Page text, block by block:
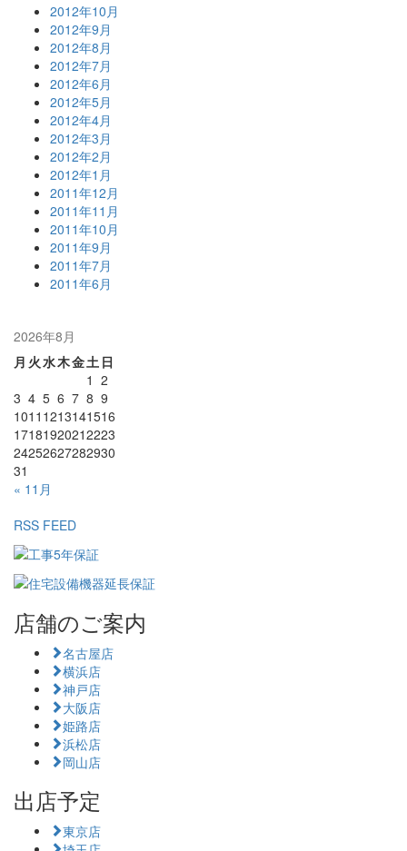
2012年10月
2012年9月
2012年8月
2012年7月
2012年6月
2012年5月
2012年4月
2012年3月
2012年2月
2012年1月
2011年12月
2011年11月
2011年10月
2011年9月
2011年7月
2011年6月
2026年8月
月 火水木金土 日
1 2
3 4 5 6 7 8 9
1011 1213141516
17181920212223
24252627282930
31
« 11月
RSS FEED
店舗のご案内
名古屋店
横浜店
神戸店
大阪店
姫路店
浜松店
岡山店
出店予定
東京店